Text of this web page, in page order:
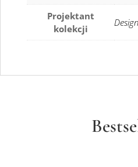
Projektant
kolekcji